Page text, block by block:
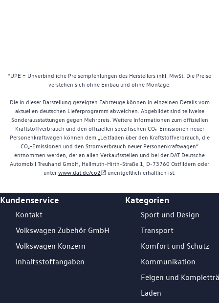
*UPE = Unverbindliche Preisempfehlungen des Herstellers inkl. MwSt. Die Preise
verstehen sich ohne Einbau und ohne Montage.
Die in dieser Darstellung gezeigten Fahrzeuge können in einzelnen Details vom
aktuellen deutschen Lieferprogramm abweichen. Abgebildet sind teilweise
Sonderausstattungen gegen Mehrpreis. Weitere Informationen zum offiziellen
Kraftstoffverbrauch und den offiziellen spezifischen CO₂-Emissionen neuer
Personenkraftwagen können dem „Leitfaden über den Kraftstoffverbrauch, die
CO₂-Emissionen und den Stromverbrauch neuer Personenkraftwagen“
entnommen werden, der an allen Verkaufsstellen und bei der DAT Deutsche
Automobil Treuhand GmbH, Hellmuth-Hirth-Straße 1, D-73760 Ostfildern oder
unterwww.dat.de/co2 unentgeltlich erhältlich ist.
Footer Teaser
Kundenservice
Kontakt
Volkswagen Zubehör GmbH
Volkswagen Konzern
Inhaltsstoffangaben
Kategorien
Sport und Design
Transport
Komfort und Schutz
Kommunikation
Felgen und
Laden